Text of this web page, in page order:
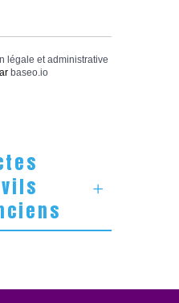
légale et administrative
baseo.io